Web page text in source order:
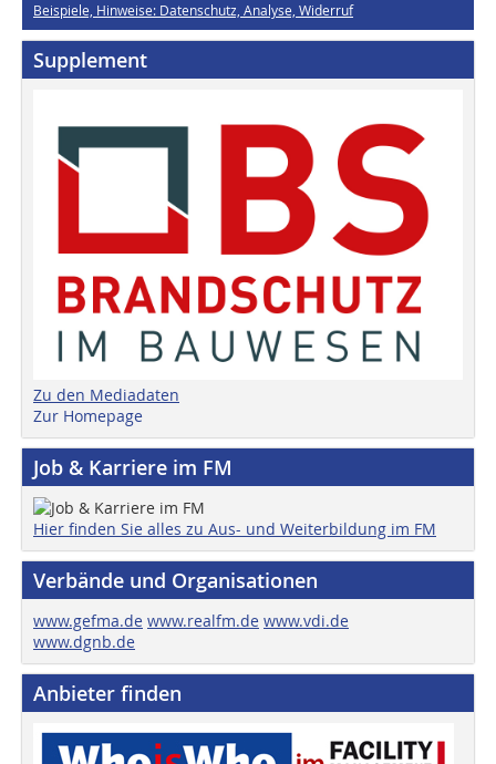
Beispiele, Hinweise: Datenschutz, Analyse, Widerruf
Supplement
Zu den Mediadaten
Zur Homepage
Job & Karriere im FM
Hier finden Sie alles zu Aus- und Weiterbildung im FM
Verbände und Organisationen
www.gefma.de www.realfm.de www.vdi.de
www.dgnb.de
Anbieter finden